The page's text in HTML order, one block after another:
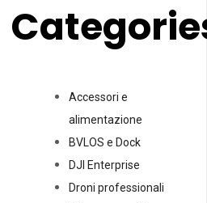
Accessori e
alimentazione
BVLOS e Dock
DJI Enterprise
Droni professionali